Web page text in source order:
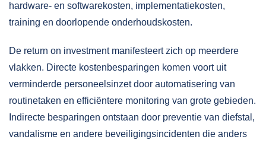
hardware- en softwarekosten, implementatiekosten,
training en doorlopende onderhoudskosten.
De return on investment manifesteert zich op meerdere
vlakken. Directe kostenbesparingen komen voort uit
verminderde personeelsinzet door automatisering van
routinetaken en efficiëntere monitoring van grote gebieden.
Indirecte besparingen ontstaan door preventie van diefstal,
vandalisme en andere beveiligingsincidenten die anders